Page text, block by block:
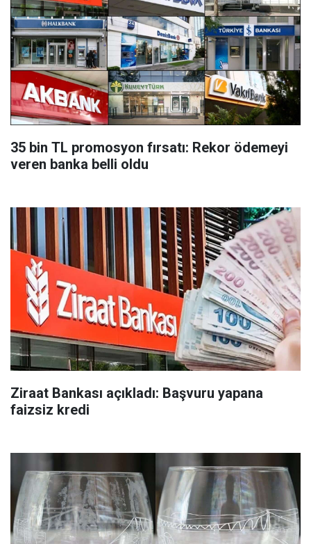
35 bin TL promosyon fırsatı: Rekor ödemeyi
veren banka belli oldu
Ziraat Bankası açıkladı: Başvuru yapana
faizsiz kredi